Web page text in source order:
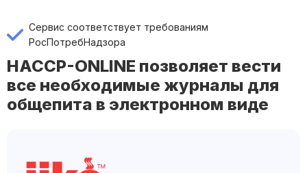
Сервис соответствует требованиям
РосПотребНадзора
HACCP-ONLINE позволяет вести
все необходимые журналы для
общепита в электронном виде